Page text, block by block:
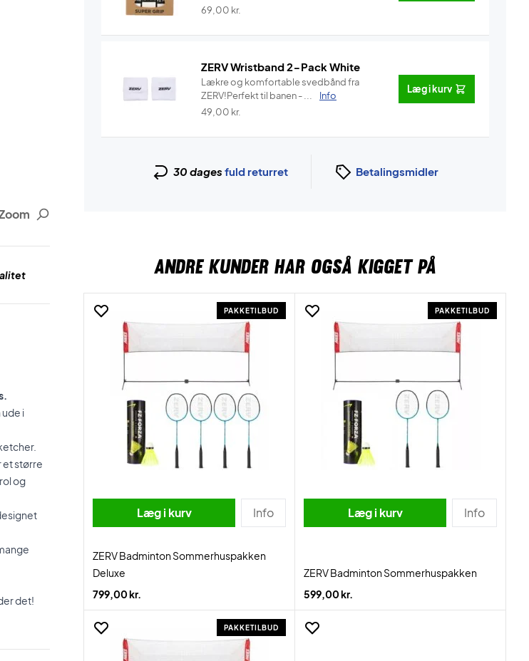
i
et større
og
det!
69,00 kr.
ZERV Wristband 2-Pack White
Lækre og komfortable svedbånd fra
ZERV!Perfekt til banen - ...
Info
49,00 kr.
Læg i kurv
30 dages fuld returret Betalingsmidler
ANDRE KUNDER HAR OGSÅ KIGGET PÅ
PAKKETILBUD
Læg i kurv Info
ZERV Badminton Sommerhuspakken
Deluxe
799,00 kr.
PAKKETILBUD
Læg i kurv Info
ZERV Badminton Sommerhuspakken
599,00 kr.
PAKKETILBUD